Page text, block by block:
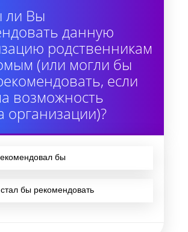
ли Вы
данную
родственникам
(или могли бы
если
возможность
организации)?
бы
бы рекомендовать